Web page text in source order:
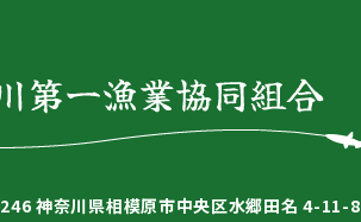
神奈川県相模原市中央区水郷田名 4-11-8